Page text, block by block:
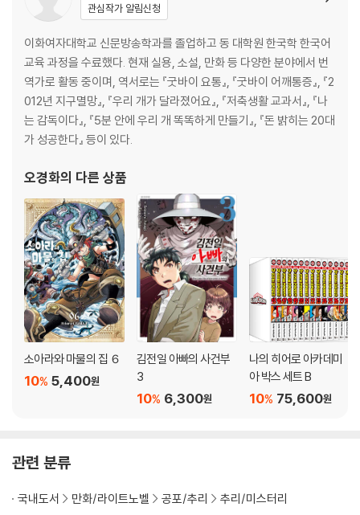
관심작가 알림신청
이화여자대학교 신문방송학과를 졸업하고 동 대학원 한국학 한국어
교육 과정을 수료했다. 현재 실용, 소설, 만화 등 다양한 분야에서 번
역가로 활동 중이며, 역서로는 『굿바이 요통』, 『굿바이 어깨통증』, 『2
012년 지구멸망』, 『우리 개가 달라졌어요』, 『저축생활 교과서』, 『나
는 감독이다』, 『5분 안에 우리 개 똑똑하게 만들기』, 『돈 밝히는 20대
가 성공한다』 등이 있다.
오경화의 다른 상품
소아라와 마물의 집 ６
5,400원
10%
김전일 아빠의 사건부
3
6,300원
10%
나의 히어로 아카데미
아 박스 세트 B
75,600원
10%
관련 분류
국내도서 만화/라이트노벨 공포/추리 추리/미스터리